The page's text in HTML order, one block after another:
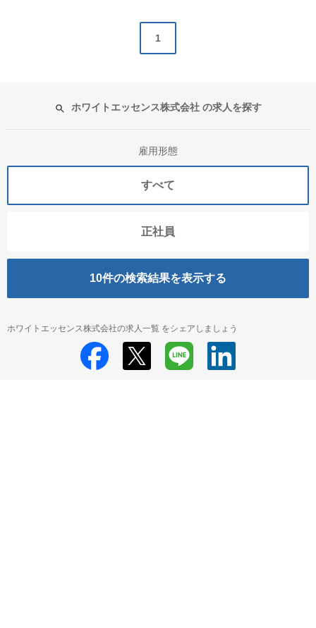
1
ホワイトエッセンス株式会社 の求人を探す
雇用形態
すべて
正社員
10件の検索結果を表示する
ホワイトエッセンス株式会社の求人一覧 をシェアしましょう